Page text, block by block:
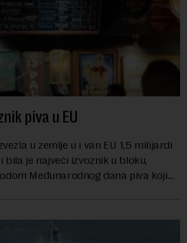
piva u EU
u zemlje u i van EU 1,5 milijardi
je najveći izvoznik u bloku,
Međunarodnog dana piva koji